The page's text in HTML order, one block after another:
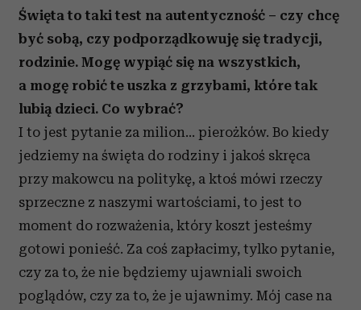
Święta to taki test na autentyczność – czy chcę
być sobą, czy podporządkowuję się tradycji,
rodzinie. Mogę wypiąć się na wszystkich,
a mogę robić te uszka z grzybami, które tak
lubią dzieci. Co wybrać?
I to jest pytanie za milion… pierożków. Bo kiedy
jedziemy na święta do rodziny i jakoś skręca
przy makowcu na politykę, a ktoś mówi rzeczy
sprzeczne z naszymi wartościami, to jest to
moment do rozważenia, który koszt jesteśmy
gotowi ponieść. Za coś zapłacimy, tylko pytanie,
czy za to, że nie będziemy ujawniali swoich
poglądów, czy za to, że je ujawnimy. Mój case na